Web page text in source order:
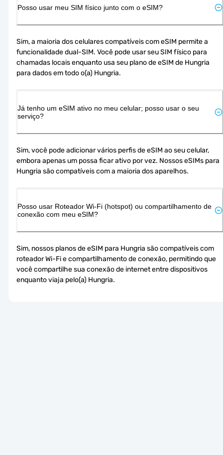
Posso usar meu SIM físico junto com o eSIM?
Sim, a maioria dos celulares compatíveis com eSIM permite a
funcionalidade dual-SIM. Você pode usar seu SIM físico para
chamadas locais enquanto usa seu plano de eSIM de Hungria
para dados em todo o(a) Hungria.
Já tenho um eSIM ativo no meu celular; posso usar o seu
serviço?
Sim, você pode adicionar vários perfis de eSIM ao seu celular,
embora apenas um possa ficar ativo por vez. Nossos eSIMs para
Hungria são compatíveis com a maioria dos aparelhos.
Posso usar Roteador Wi-Fi (hotspot) ou compartilhamento de
conexão com meu eSIM?
Sim, nossos planos de eSIM para Hungria são compatíveis com
roteador Wi-Fi e compartilhamento de conexão, permitindo que
você compartilhe sua conexão de internet entre dispositivos
enquanto viaja pelo(a) Hungria.